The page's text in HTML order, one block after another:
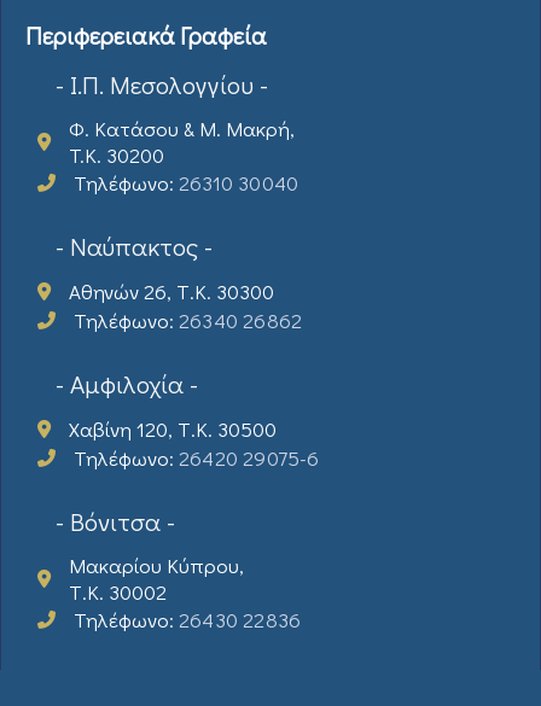
Περιφερειακά Γραφεία
- Ι.Π. Μεσολογγίου -
Φ. Κατάσου & Μ. Μακρή,
T.K. 30200
Τηλέφωνο: 26310 30040
- Ναύπακτος -
Αθηνών 26, Τ.Κ. 30300
Τηλέφωνο: 26340 26862
- Αμφιλοχία -
Χαβίνη 120, Τ.Κ. 30500
Τηλέφωνο: 26420 29075-6
- Βόνιτσα -
Μακαρίου Κύπρου,
Τ.Κ. 30002
Τηλέφωνο: 26430 22836